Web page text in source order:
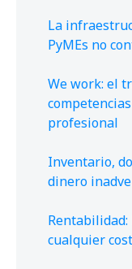
La
PyMEs no
We work: el
profesional
Inventario,
dinero
cualquier